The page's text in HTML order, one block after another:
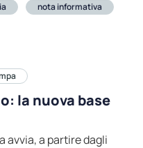
nota informativa
la nuova base
avvia, a partire dagli